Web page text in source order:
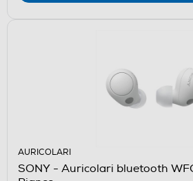
AURICOLARI
SONY - Auricolari bluetooth